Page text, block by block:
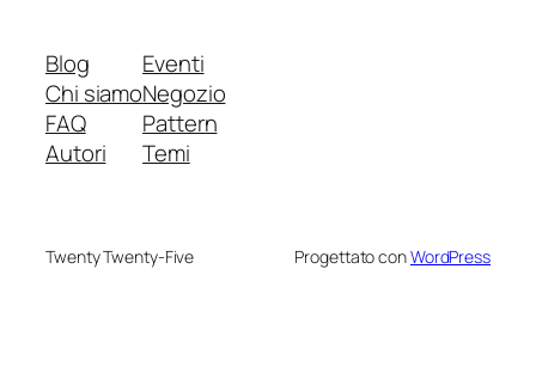
Blog
Chi siamo
FAQ
Autori
Eventi
Negozio
Pattern
Temi
Twenty Twenty-Five Progettato conWordPress